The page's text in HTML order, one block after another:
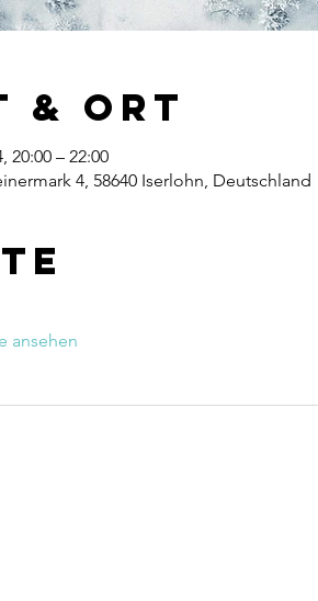
& Ort
20:00 – 22:00
4, 58640 Iserlohn, Deutschland
ansehen